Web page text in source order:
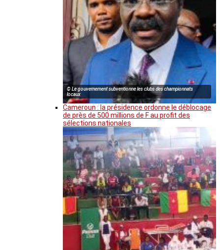
© Le gouvernement subventionne les clubs des championnats
locaux
Cameroun : la présidence ordonne le déblocage
de près de 500 millions de F au profit des
sélections nationales